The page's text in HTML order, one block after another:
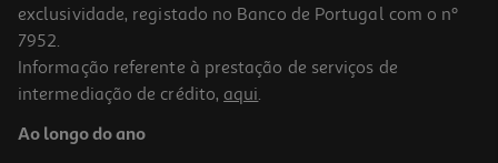
exclusividade, registado no Banco de Portugal com o nº
7952.
Informação referente à prestação de serviços de
intermediação de crédito, aqui.
Ao longo do ano